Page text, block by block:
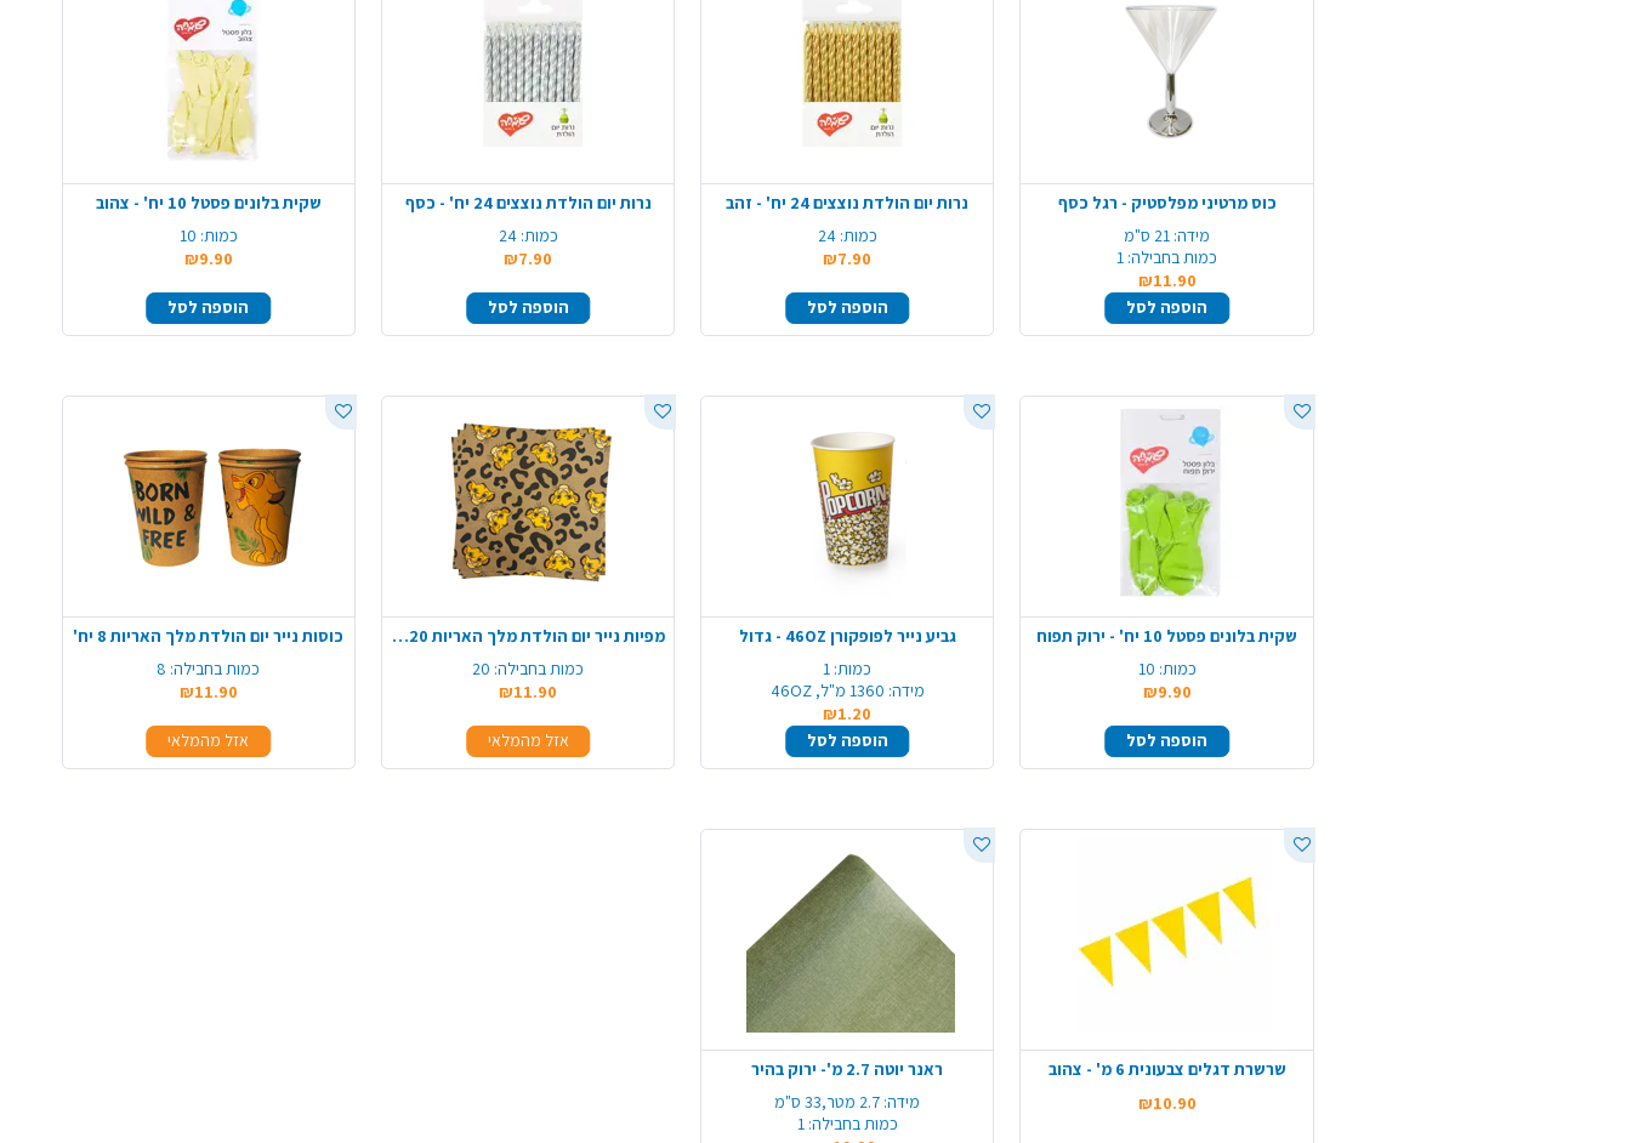
כוס מרטיני מפלסטיק - רגל כסף
מידה: 21 ס"מ
כמות בחבילה: 1
₪11.90
הוספה לסל
נרות יום הולדת נוצצים 24 יח' - זהב
כמות: 24
₪7.90
הוספה לסל
נרות יום הולדת נוצצים 24 יח' - כסף
כמות: 24
₪7.90
הוספה לסל
שקית בלונים פסטל 10 יח' - צהוב
כמות: 10
₪9.90
הוספה לסל
שקית בלונים פסטל 10 יח' - ירוק תפוח
כמות: 10
₪9.90
הוספה לסל
גביע נייר לפופקורן 46OZ - גדול
כמות: 1
מידה: 1360 מ"ל, 46OZ
₪1.20
הוספה לסל
מפיות נייר יום הולדת מלך האריות 20 יח'
כמות בחבילה: 20
₪11.90
אזל מהמלאי
כוסות נייר יום הולדת מלך האריות 8 יח'
כמות בחבילה: 8
₪11.90
אזל מהמלאי
שרשרת דגלים צבעונית 6 מ' - צהוב
₪10.90
ראנר יוטה 2.7 מ'- ירוק בהיר
מידה: 2.7 מטר,33 ס"מ
כמות בחבילה: 1